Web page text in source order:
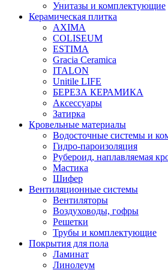
Унитазы и комплектующие
Керамическая плитка
AXIMA
COLISEUM
ESTIMA
Gracia Ceramica
ITALON
Unitile LIFE
БЕРЕЗА КЕРАМИКА
Аксессуары
Затирка
Кровельные материалы
Водосточные системы и
Гидро-пароизоляция
Рубероид, наплавляемая
Мастика
Шифер
Вентиляционные системы
Вентиляторы
Воздуховоды, гофры
Решетки
Трубы и комплектующие
Покрытия для пола
Ламинат
Линолеум